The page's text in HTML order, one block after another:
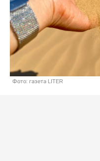
Фото: газета LITER